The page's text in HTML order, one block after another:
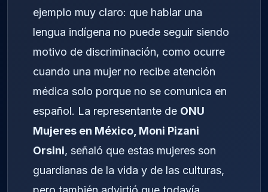
ejemplo muy claro: que hablar una
lengua indígena no puede seguir siendo
motivo de discriminación, como ocurre
cuando una mujer no recibe atención
médica solo porque no se comunica en
español. La representante de ONU
Mujeres en México, Moni Pizani
Orsini, señaló que estas mujeres son
guardianas de la vida y de las culturas,